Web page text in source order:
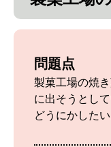
問題点
製菓工場の焼
に出そうとし
どうにかしたい